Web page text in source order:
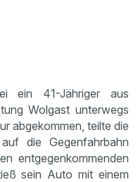
ein 41-Jähriger aus
Wolgast unterwegs
abgekommen, teilte die
die Gegenfahrbahn
entgegenkommenden
sein Auto mit einem